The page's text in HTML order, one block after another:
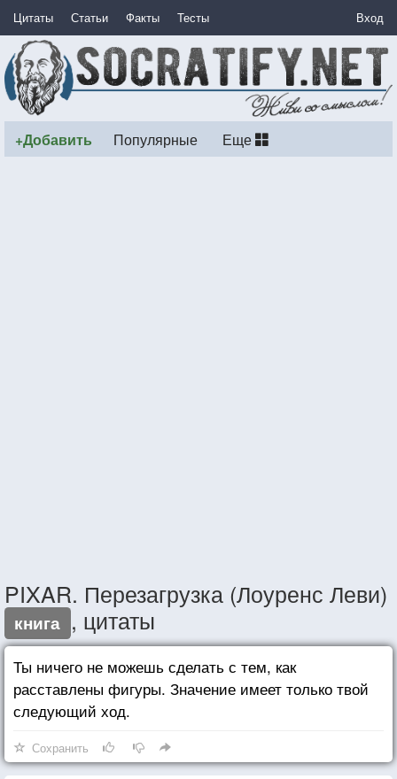
Цитаты Статьи Факты Тесты Вход
+Добавить Популярные Еще
PIXAR. Перезагрузка (Лоуренс Леви)
книга , цитаты
Ты ничего не можешь сделать с тем, как
расставлены фигуры. Значение имеет только твой
следующий ход.
Сохранить